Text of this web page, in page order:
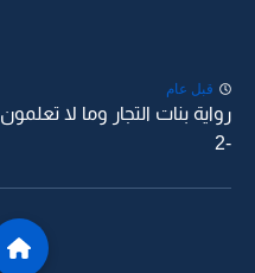
قبل عام
رواية بنات التجار وما لا تعلمون
-2